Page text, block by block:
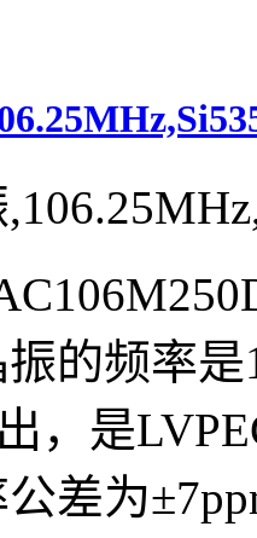
的频率
，是
差为